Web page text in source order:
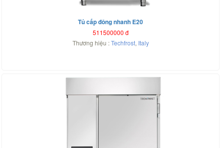
Tủ cấp đông nhanh E20
511500000 đ
Thương hiệu :Techfrost, Italy